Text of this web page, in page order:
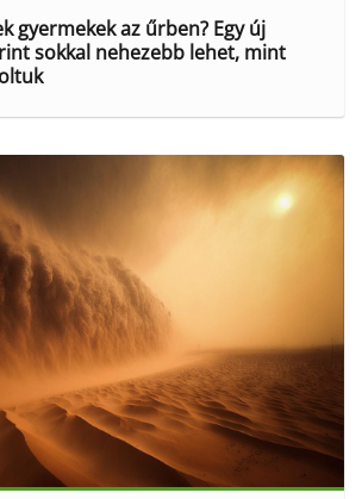
gyermekek az űrben? Egy új
sokkal nehezebb lehet, mint